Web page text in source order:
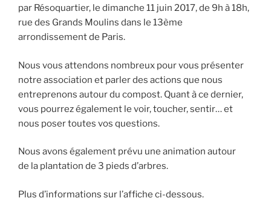
par Résoquartier, le dimanche 11 juin 2017, de 9h à 18h,
rue des Grands Moulins dans le 13ème
arrondissement de Paris.
Nous vous attendons nombreux pour vous présenter
notre association et parler des actions que nous
entreprenons autour du compost. Quant à ce dernier,
vous pourrez également le voir, toucher, sentir… et
nous poser toutes vos questions.
Nous avons également prévu une animation autour
de la plantation de 3 pieds d’arbres.
Plus d’informations sur l’affiche ci-dessous.